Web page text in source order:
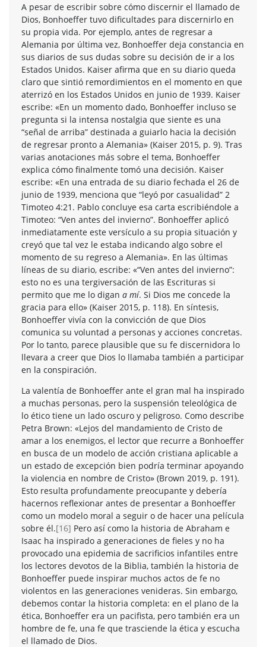
A pesar de escribir sobre cómo discernir el llamado de
Dios, Bonhoeffer tuvo dificultades para discernirlo en
su propia vida. Por ejemplo, antes de regresar a
Alemania por última vez, Bonhoeffer deja constancia en
sus diarios de sus dudas sobre su decisión de ir a los
Estados Unidos. Kaiser afirma que en su diario queda
claro que sintió remordimientos en el momento en que
aterrizó en los Estados Unidos en junio de 1939. Kaiser
escribe: «En un momento dado, Bonhoeffer incluso se
pregunta si la intensa nostalgia que siente es una
“señal de arriba” destinada a guiarlo hacia la decisión
de regresar pronto a Alemania» (Kaiser 2015, p. 9). Tras
varias anotaciones más sobre el tema, Bonhoeffer
explica cómo finalmente tomó una decisión. Kaiser
escribe: «En una entrada de su diario fechada el 26 de
junio de 1939, menciona que “leyó por casualidad” 2
Timoteo 4:21. Pablo concluye esa carta escribiéndole a
Timoteo: “Ven antes del invierno”. Bonhoeffer aplicó
inmediatamente este versículo a su propia situación y
creyó que tal vez le estaba indicando algo sobre el
momento de su regreso a Alemania». En las últimas
líneas de su diario, escribe: «“Ven antes del invierno”:
esto no es una tergiversación de las Escrituras si
permito que me lo digan a mí. Si Dios me concede la
gracia para ello» (Kaiser 2015, p. 118). En síntesis,
Bonhoeffer vivía con la convicción de que Dios
comunica su voluntad a personas y acciones concretas.
Por lo tanto, parece plausible que su fe discernidora lo
llevara a creer que Dios lo llamaba también a participar
en la conspiración.
La valentía de Bonhoeffer ante el gran mal ha inspirado
a muchas personas, pero la suspensión teleológica de
lo ético tiene un lado oscuro y peligroso. Como describe
Petra Brown: «Lejos del mandamiento de Cristo de
amar a los enemigos, el lector que recurre a Bonhoeffer
en busca de un modelo de acción cristiana aplicable a
un estado de excepción bien podría terminar apoyando
la violencia en nombre de Cristo» (Brown 2019, p. 191).
Esto resulta profundamente preocupante y debería
hacernos reflexionar antes de presentar a Bonhoeffer
como un modelo moral a seguir o de hacer una película
sobre él.[16] Pero así como la historia de Abraham e
Isaac ha inspirado a generaciones de fieles y no ha
provocado una epidemia de sacrificios infantiles entre
los lectores devotos de la Biblia, también la historia de
Bonhoeffer puede inspirar muchos actos de fe no
violentos en las generaciones venideras. Sin embargo,
debemos contar la historia completa: en el plano de la
ética, Bonhoeffer era un pacifista, pero también era un
hombre de fe, una fe que trasciende la ética y escucha
el llamado de Dios.